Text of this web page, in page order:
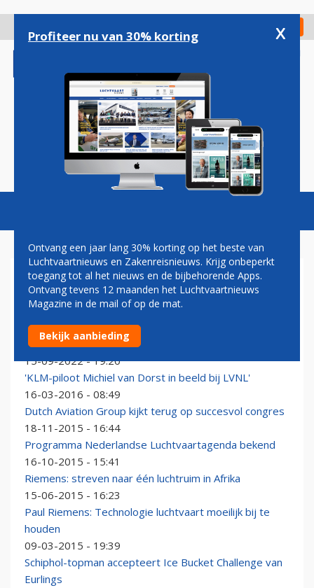
gaan
Check in
Magazine Podcasts Vacatures
PAUL RIEMENS
Gezocht als nieuwe ceo Schiphol: Hands-on
topmanager met poten in de modder
15-09-2022 - 19:20
'KLM-piloot Michiel van Dorst in beeld bij LVNL'
16-03-2016 - 08:49
Dutch Aviation Group kijkt terug op succesvol congres
18-11-2015 - 16:44
Programma Nederlandse Luchtvaartagenda bekend
16-10-2015 - 15:41
Riemens: streven naar één luchtruim in Afrika
15-06-2015 - 16:23
Paul Riemens: Technologie luchtvaart moeilijk bij te
houden
09-03-2015 - 19:39
Schiphol-topman accepteert Ice Bucket Challenge van
Eurlings
Profiteer nu van 30% korting x
Ontvang een jaar lang 30% korting op het beste van
Luchtvaartnieuws en Zakenreisnieuws. Krijg onbeperkt
toegang tot al het nieuws en de bijbehorende Apps.
Ontvang tevens 12 maanden het Luchtvaartnieuws
Magazine in de mail of op de mat.
Bekijk aanbieding